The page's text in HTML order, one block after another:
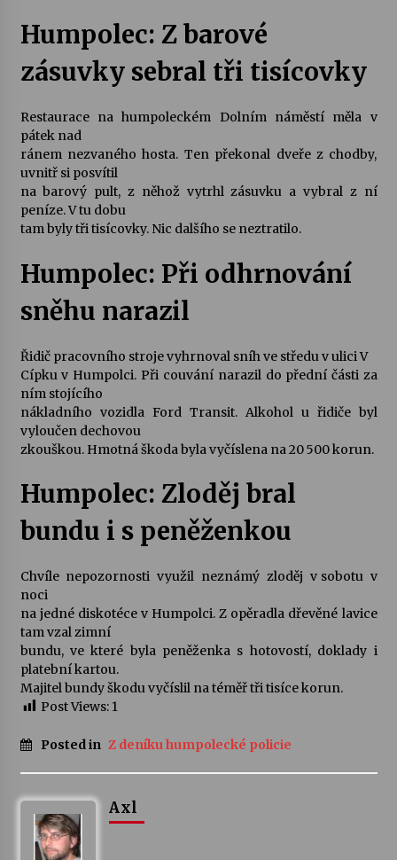
Vysočinka
Ozvěny prázdnin
Za kulturou kousek za Humpolec. V Želivě ožije
13. 7. 2026
Varhanní recitál Michala Novenka v Klášteře
3. 7. 2026
30. 6. 2026
Humpolec: Z barové
zásuvky sebral tři tisícovky
Restaurace na humpoleckém Dolním náměstí měla v
pátek nad
ránem nezvaného hosta. Ten překonal dveře z chodby,
uvnitř si posvítil
na barový pult, z něhož vytrhl zásuvku a vybral z ní
peníze. V tu dobu
tam byly tři tisícovky. Nic dalšího se neztratilo.
Humpolec: Při odhrnování
sněhu narazil
Řidič pracovního stroje vyhrnoval sníh ve středu v ulici V
Cípku v Humpolci. Při couvání narazil do přední části za
ním stojícího
nákladního vozidla Ford Transit. Alkohol u řidiče byl
vyloučen dechovou
zkouškou. Hmotná škoda byla vyčíslena na 20 500 korun.
Humpolec: Zloděj bral
bundu i s peněženkou
Chvíle nepozornosti využil neznámý zloděj v sobotu v
noci
na jedné diskotéce v Humpolci. Z opěradla dřevěné lavice
tam vzal zimní
bundu, ve které byla peněženka s hotovostí, doklady i
platební kartou.
Majitel bundy škodu vyčíslil na téměř tři tisíce korun.
Post Views: 1
Posted in Z deníku humpolecké policie
Axl